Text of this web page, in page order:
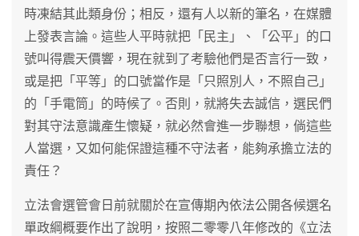
時凍結其此類身份；相反，還有人以新的筆名，在媒體
上發表言論。這些人平時就把「民主」、「公平」的口
號叫得震天價響，現在就到了考驗他們是否言行一致，
或是把「平等」的口號當作是「只照別人，不照自己」
的「手電筒」的時候了。否則，就將失去誠信，選民們
對其守法意識產生懷疑，就必然會進一步聯想，倘這些
人當選，又如何能保證這種不守法者，能夠承擔立法的
責任？
立法會選管會日前就關於在宣傳期內依法公開各候選名
單政綱概要作出了說明，按照二零零八年修改的《立法